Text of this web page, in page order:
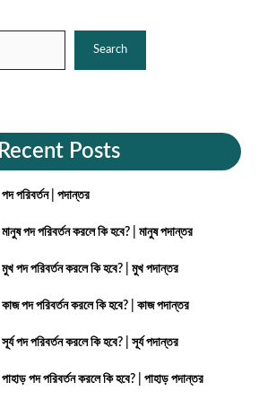
Search
Recent Posts
পদ পরিবর্তন | পদান্তর
মানুষ পদ পরিবর্তন করলে কি হবে? | মানুষ পদান্তর
মুখ পদ পরিবর্তন করলে কি হবে? | মুখ পদান্তর
কাজ পদ পরিবর্তন করলে কি হবে? | কাজ পদান্তর
সূর্য পদ পরিবর্তন করলে কি হবে? | সূর্য পদান্তর
পাহাড় পদ পরিবর্তন করলে কি হবে? | পাহাড় পদান্তর